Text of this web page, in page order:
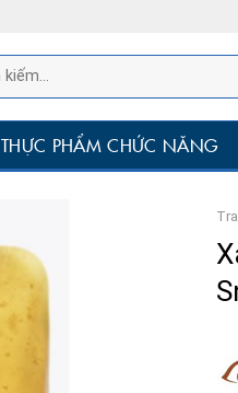
THỰC PHẨM CHỨC NĂNG